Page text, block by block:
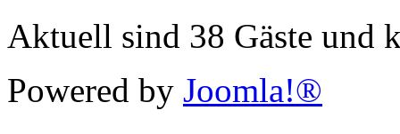
Aktuell sind 38 Gäste und
Powered by Joomla!®